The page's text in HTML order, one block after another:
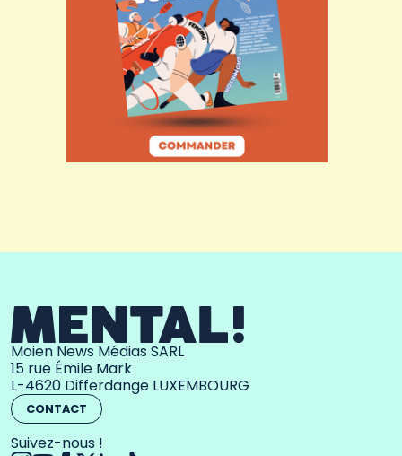
Moien News Médias SARL
15 rue Émile Mark
L-4620 Differdange LUXEMBOURG
CONTACT
Suivez-nous !